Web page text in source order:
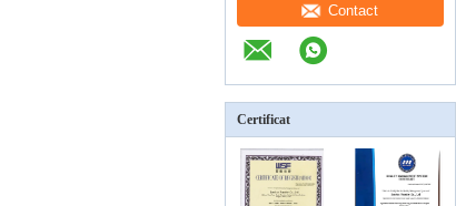
Contact
Certificat